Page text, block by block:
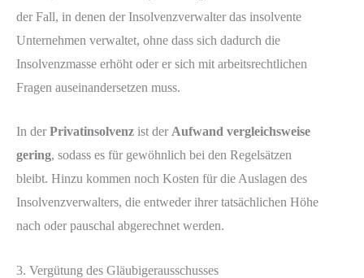
der Fall, in denen der Insolvenzverwalter das insolvente
Unternehmen verwaltet, ohne dass sich dadurch die
Insolvenzmasse erhöht oder er sich mit arbeitsrechtlichen
Fragen auseinandersetzen muss.
In der Privatinsolvenz ist der Aufwand vergleichsweise
gering, sodass es für gewöhnlich bei den Regelsätzen
bleibt. Hinzu kommen noch Kosten für die Auslagen des
Insolvenzverwalters, die entweder ihrer tatsächlichen Höhe
nach oder pauschal abgerechnet werden.
3. Vergütung des Gläubigerausschusses